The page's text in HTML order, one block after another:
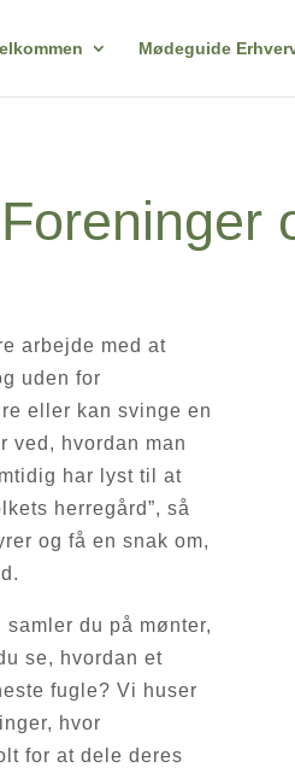
Mødeguide
Foreninger
arbejde med at
uden for
eller kan svinge en
ved, hvordan man
har lyst til at
herregård”, så
og få en snak om,
du på mønter,
se, hvordan et
fugle? Vi huser
hvor
for at dele deres